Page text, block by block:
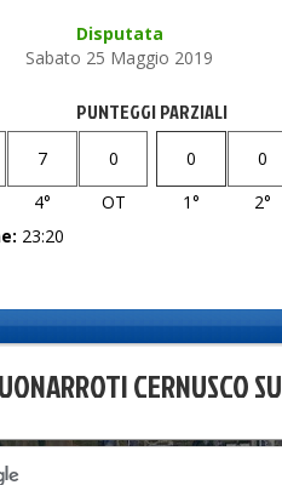
Disputata
Sabato 25 Maggio 2019
PUNTEGGI PARZIALI
7
0
4° OT
0
0
1°
2°
23:20
CERNUSCO
only